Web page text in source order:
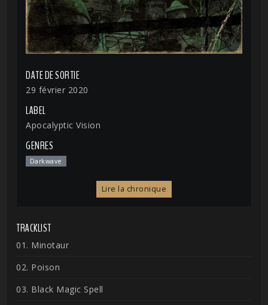
DATE DE SORTIE
29 février 2020
LABEL
Apocalyptic Vision
GENRES
Darkwave
Lire la chronique
TRACKLIST
01. Minotaur
02. Poison
03. Black Magic Spell